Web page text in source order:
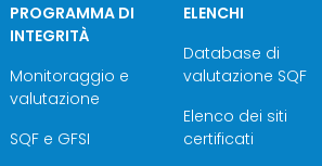
PROGRAMMA DI
INTEGRITÀ
Monitoraggio e
valutazione
SQF e GFSI
ELENCHI
Database di
valutazione SQF
Elenco dei siti
certificati